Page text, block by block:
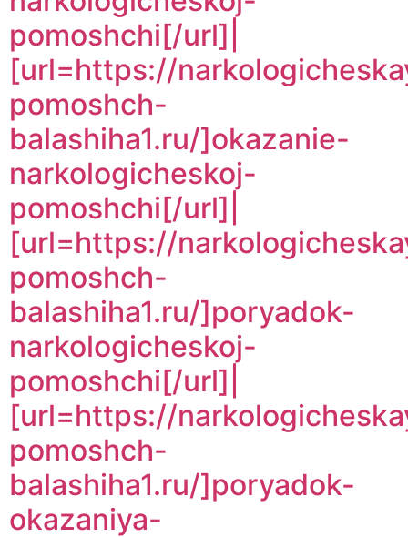
pomoshchi[/url]|
[url=https://
pomoshch-
balashiha1.ru/]okazanie-
narkologicheskoj-
pomoshchi[/url]|
[url=https://
pomoshch-
balashiha1.ru/]poryadok-
narkologicheskoj-
pomoshchi[/url]|
[url=https://
pomoshch-
balashiha1.ru/]poryadok-
okazaniya-